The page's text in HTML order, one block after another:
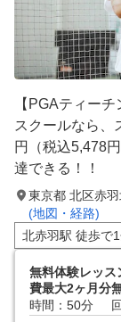
【PGAティー
スクールなら、ス
円（税込5,478
達できる！！
東京都 北区赤
(地図・経路)
北赤羽駅 徒歩で
無料体験レッ
費最大2ヶ月分
時間：50分